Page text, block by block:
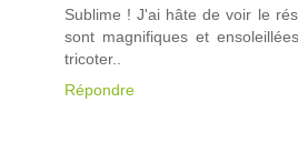
Sublime ! J'ai hâte de voir le
sont magnifiques et
tricoter..
Répondre